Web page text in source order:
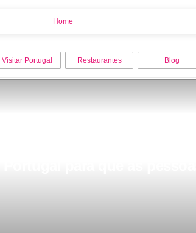
Home
Visitar Portugal Restaurantes Blog